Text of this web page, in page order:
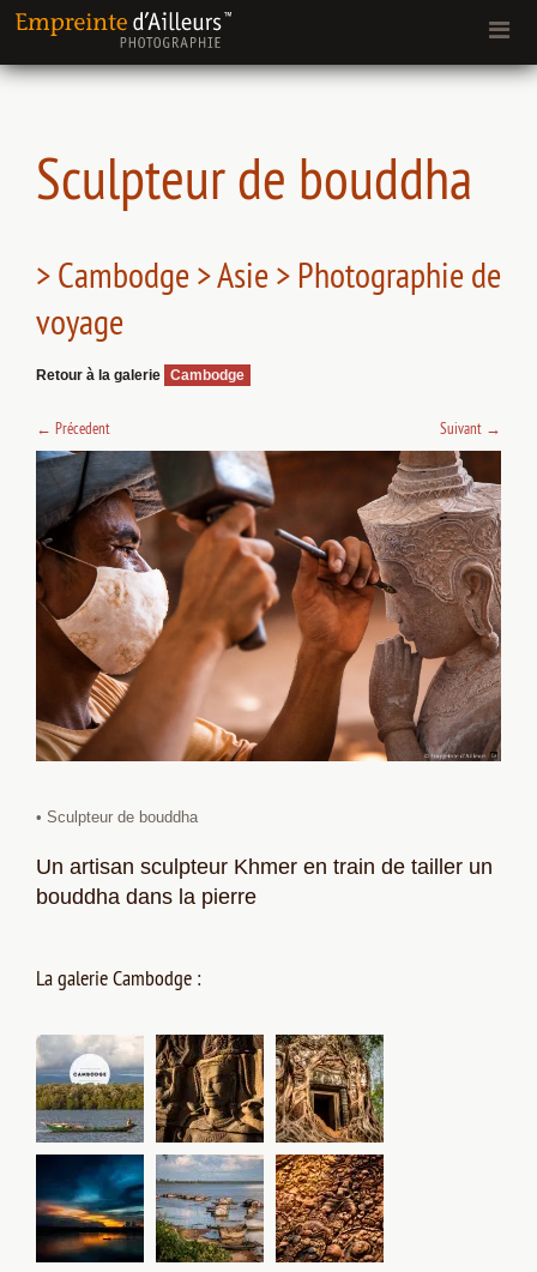
Sculpteur de bouddha
> Cambodge > Asie > Photographie de
voyage
Retour à la galerie Cambodge
← Précedent Suivant →
• Sculpteur de bouddha
Un artisan sculpteur Khmer en train de tailler un
bouddha dans la pierre
La galerie Cambodge :